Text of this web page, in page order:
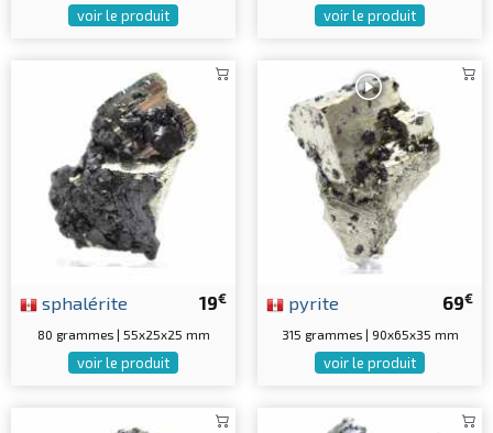
voir le produit voir le produit
19€
sphalérite
80 grammes | 55x25x25 mm
voir le produit
69€
pyrite
315 grammes | 90x65x35 mm
voir le produit